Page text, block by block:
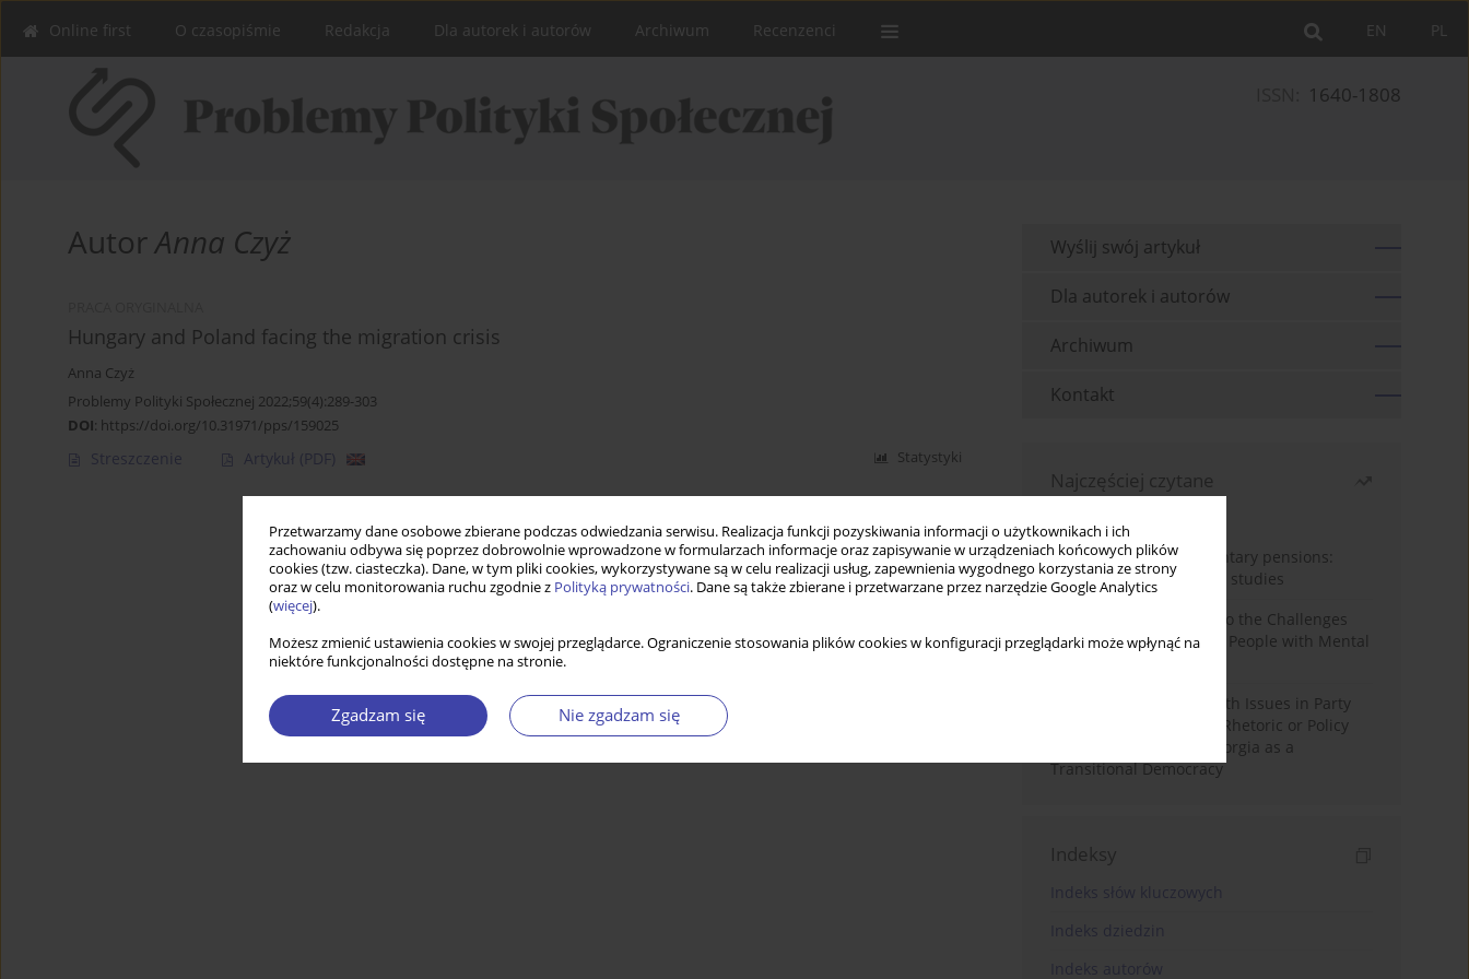
Przetwarzamy dane osobowe zbierane podczas odwiedzania serwisu. Realizacja funkcji pozyskiwania informacji o użytkownikach i ich
zachowaniu odbywa się poprzez dobrowolnie wprowadzone w formularzach informacje oraz zapisywanie w urządzeniach końcowych plików
cookies (tzw. ciasteczka). Dane, w tym pliki cookies, wykorzystywane są w celu realizacji usług, zapewnienia wygodnego korzystania ze strony
oraz w celu monitorowania ruchu zgodnie z Polityką prywatności. Dane są także zbierane i przetwarzane przez narzędzie Google Analytics
(więcej).
Możesz zmienić ustawienia cookies w swojej przeglądarce. Ograniczenie stosowania plików cookies w konfiguracji przeglądarki może wpłynąć na
niektóre funkcjonalności dostępne na stronie.
Zgadzam się Nie zgadzam się
PL
EN
Online first O czasopiśmie Redakcja Dla autorek i autorów Archiwum Recenzenci
1640-1808
AutorAnna Czyż
Hungary and Poland facing the migration crisis
Anna Czyż
Problemy Polityki Społecznej 2022;59(4):289-303
DOI: https://doi.org/10.31971/pps/159025
Streszczenie Artykuł (PDF) Statystyki
Wyślij swój artykuł
Dla autorek i autorów
Archiwum
Kontakt
Najczęściej czytane
Auto-enrolment in voluntary pensions:
Comparative OECD case studies
Bibliometric Insights into the Challenges
and Needs of Homeless People with Mental
The Politicisation of Youth Issues in Party
Programmes: Symbolic Rhetoric or Policy
Priority? The Case of Georgia as a
Transitional Democracy
Indeksy
Indeks słów kluczowych
Indeks dziedzin
Indeks autorów